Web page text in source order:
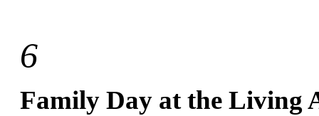
6
Family Day at the Living